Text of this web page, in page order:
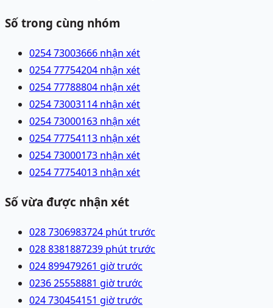
Số trong cùng nhóm
0254 73003666 nhận xét
0254 77754204 nhận xét
0254 77788804 nhận xét
0254 73003114 nhận xét
0254 73000163 nhận xét
0254 77754113 nhận xét
0254 73000173 nhận xét
0254 77754013 nhận xét
Số vừa được nhận xét
028 7306983724 phút trước
028 8381887239 phút trước
024 899479261 giờ trước
0236 25558881 giờ trước
024 730454151 giờ trước